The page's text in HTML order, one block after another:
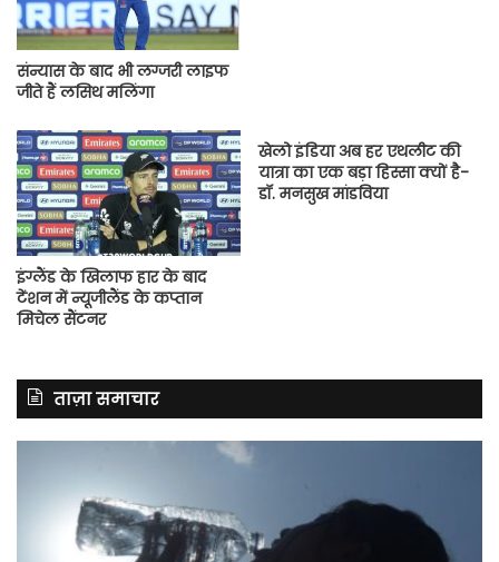
संन्यास के बाद भी लग्जरी लाइफ
जीते हैं लसिथ मलिंगा
इंग्लैंड के खिलाफ हार के बाद
टेंशन में न्यूजीलैंड के कप्तान
मिचेल सैंटनर
खेलो इंडिया अब हर एथलीट की
यात्रा का एक बड़ा हिस्सा क्यों है-
डॉ. मनसुख मांडविया
ताज़ा समाचार